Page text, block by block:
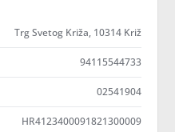
Trg Svetog Križa, 10314 Križ
94115544733
02541904
HR4123400091821300009